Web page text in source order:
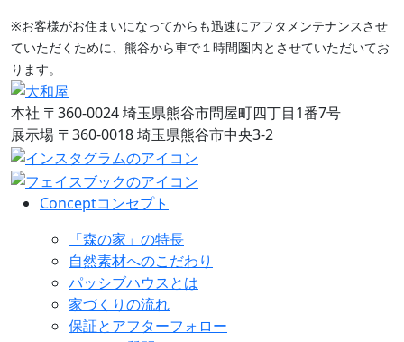
※お客様がお住まいになってからも迅速にアフタメンテナンスさせ
ていただくために、熊谷から車で１時間圏内とさせていただいてお
ります。
本社 〒360-0024 埼玉県熊谷市問屋町四丁目1番7号
展示場 〒360-0018 埼玉県熊谷市中央3-2
Conceptコンセプト
「森の家」の特長
自然素材へのこだわり
パッシブハウスとは
家づくりの流れ
保証とアフターフォロー